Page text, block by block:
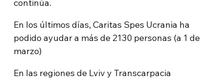
continúa.
En los últimos días, Caritas Spes Ucrania ha
podido ayudar a más de 2130 personas (a 1 de
marzo)
En las regiones de Lviv y Transcarpacia